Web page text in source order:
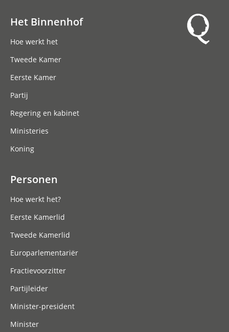
Het Binnenhof
Hoe werkt het
Tweede Kamer
Eerste Kamer
Partij
Regering en kabinet
Ministeries
Koning
Personen
Hoe werkt het?
Eerste Kamerlid
Tweede Kamerlid
Europarlementariër
Fractievoorzitter
Partijleider
Minister-president
Minister